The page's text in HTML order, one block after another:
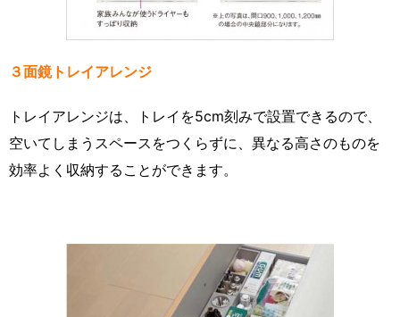
３面鏡トレイアレンジ
トレイアレンジは、トレイを5cm刻みで設置できるので、
空いてしまうスペースをつくらずに、異なる高さのものを
効率よく収納することができます。